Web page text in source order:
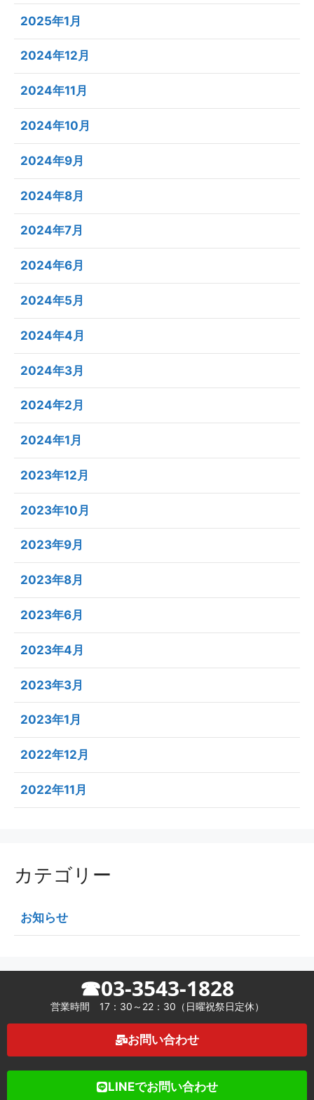
2025年1月
2024年12月
2024年11月
2024年10月
2024年9月
2024年8月
2024年7月
2024年6月
2024年5月
2024年4月
2024年3月
2024年2月
2024年1月
2023年12月
2023年10月
2023年9月
2023年8月
2023年6月
2023年4月
2023年3月
2023年1月
2022年12月
2022年11月
カテゴリー
お知らせ
☎03-3543-1828
営業時間 17：30～22：30（日曜祝祭日定休）
お問い合わせ
LINEでお問い合わせ